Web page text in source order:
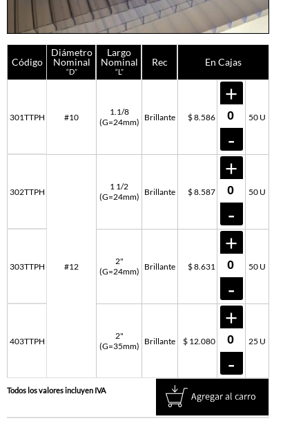
Código
Diámetro
Nominal
“D”
Largo
Nominal
“L”
Rec En Cajas
301TTPH #10
1.1/8
(G=24mm) Brillante $ 8.586 50 U
302TTPH
#12
1 1/2
(G=24mm) Brillante $ 8.587 50 U
303TTPH
2"
(G=24mm) Brillante $ 8.631 50 U
403TTPH
2"
(G=35mm) Brillante $ 12.080 25 U
Todos los valores incluyen IVA